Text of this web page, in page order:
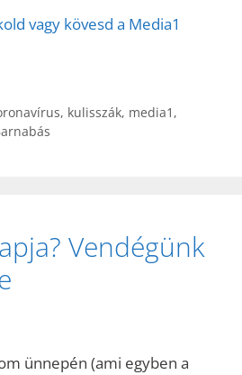
használni.
vagy kövesd a Media1
, kulisszák, media1 ,
Vendégünk
ünnepén (ami egyben a